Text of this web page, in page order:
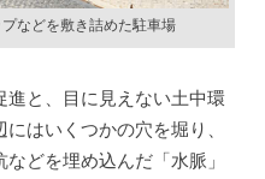
などを敷き詰めた駐車場
進と、目に見えない土中環
はいくつかの穴を堀り、
どを埋め込んだ「水脈」